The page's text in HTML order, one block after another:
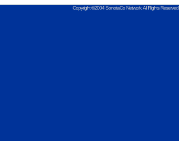
Copyright ©2004 SonotaCo Network. All Rights Reserved.